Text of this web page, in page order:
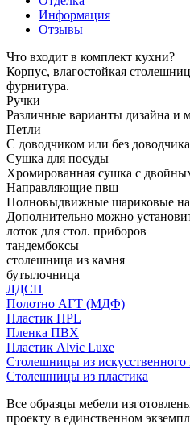
Информация
Отзывы
Что входит в комплект кухни?
Корпус, влагостойкая
фурнитура.
Ручки
Различные варианты дизайна и
Петли
С доводчиком или без
Сушка для посуды
Хромированная сушка с
Направляющие пвш
Полновыдвижные шариковые
Дополнительно можно
лоток для стол. приборов
тандембоксы
столешница из камня
бутылочница
ЛДСП
Полотно АГТ (МДФ)
Пластик HPL
Пленка ПВХ
Пластик Alvic Luxe
Столешницы из искусственного
Столешницы из пластика
Все образцы мебели
проекту в единственном